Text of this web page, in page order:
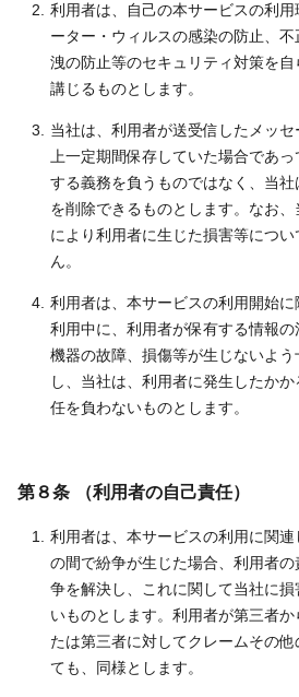
利用者は、自己の本サービスの利用
ーター・ウィルスの感染の防止、
洩の防止等のセキュリティ対策を
講じるものとします。
当社は、利用者が送受信したメッ
上一定期間保存していた場合であ
する義務を負うものではなく、当
を削除できるものとします。なお
により利用者に生じた損害等につ
ん。
利用者は、本サービスの利用開始
利用中に、利用者が保有する情報
機器の故障、損傷等が生じないよ
し、当社は、利用者に発生したか
任を負わないものとします。
第８条 （利用者の自己責任）
利用者は、本サービスの利用に関
の間で紛争が生じた場合、利用者
争を解決し、これに関して当社に
いものとします。利用者が第三者
たは第三者に対してクレームその
ても、同様とします。